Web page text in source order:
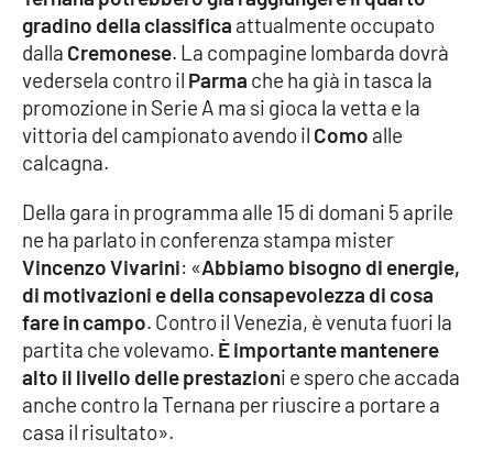
Cronaca
Cultura
Economia e Lavoro
Politica
Sanità
Società
Sport
RUBRICHE
gradino della classifica attualmente occupato
dalla Cremonese. La compagine lombarda dovrà
vedersela contro il Parma che ha già in tasca la
promozione in Serie A ma si gioca la vetta e la
vittoria del campionato avendo il Como alle
calcagna.
Della gara in programma alle 15 di domani 5 aprile
ne ha parlato in conferenza stampa mister
Vincenzo Vivarini: «Abbiamo bisogno di energie,
di motivazioni e della consapevolezza di cosa
fare in campo. Contro il Venezia, è venuta fuori la
partita che volevamo. È importante mantenere
alto il livello delle prestazioni e spero che accada
anche contro la Ternana per riuscire a portare a
casa il risultato».